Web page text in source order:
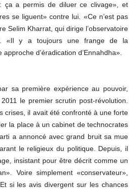
ça a permis de diluer ce clivage», et
se liguent» contre lui. «Ce n’est pas
Selim Kharrat, qui dirige l’observatoire
«Il y a toujours une frange de la
d’éradication d’Ennahdha».
sa première expérience au pouvoir,
le premier scrutin post-révolution.
crises, il avait été confronté à une forte
la place à un cabinet de technocrates
a annoncé avec grand bruit sa mue
le religieux du politique. Depuis, il
insistant pour être décrit comme un
Voire simplement «conservateur»,
si les avis divergent sur les chances